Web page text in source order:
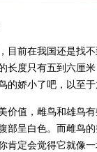
目前在我国还是找
长度只有五到六厘
娇小了吧，以至于
价值，雌鸟和雄鸟
部呈白色。而雌鸟
定会觉得它就像一